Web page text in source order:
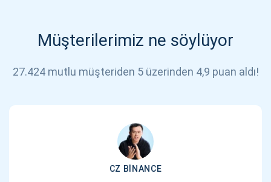
Müşterilerimiz ne söylüyor
27.424 mutlu müşteriden 5 üzerinden 4,9 puan aldı!
CZ BINANCE